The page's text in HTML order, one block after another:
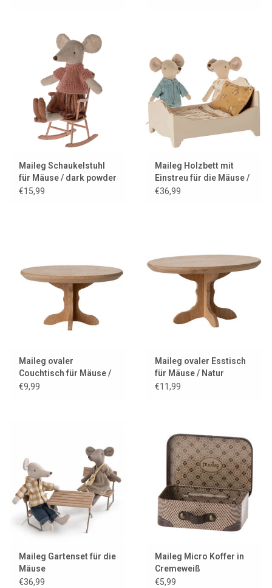
Maileg Schaukelstuhl
für Mäuse / dark powder
€15,99
Maileg Holzbett mit
Einstreu für die Mäuse /
Off White
€36,99
Maileg ovaler
Couchtisch für Mäuse /
Holzfarbe
€9,99
Maileg ovaler Esstisch
für Mäuse / Natur
€11,99
Maileg Gartenset für die
Mäuse
€36,99
Maileg Micro Koffer in
Cremeweiß
€5,99